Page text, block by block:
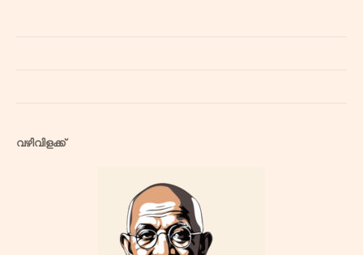
വഴിവിളക്ക്